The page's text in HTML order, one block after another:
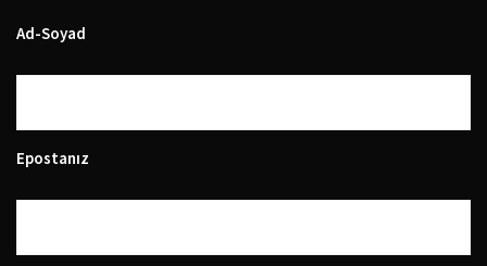
Ad-Soyad
Epostanız